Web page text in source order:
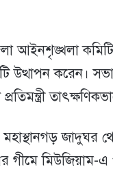
আইনশৃঙ্খলা
উত্থাপন করেন।
জাদুঘর
গীমে